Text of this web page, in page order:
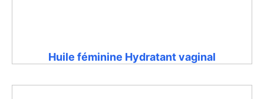
Huile féminine Hydratant vaginal